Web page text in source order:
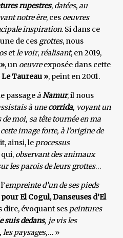
rupestres, datées,au
notre ère, ces oeuvres
inspiration. Si dans ce
de ces grottes, nous
etle voir,réalisant, en 2019,
, un oeuvreexposée dans cette
Le Taureau », peint en 2001.
passageàNamur, il nous
à unecorrida, voyant un
moi, sa tête tournée en ma
image forte, à l’origine de
ainsi, le processus
qui, observant des animaux
les parois de leurs grottes…
empreinte d’un de ses pieds
El Cogul, Danseuses d’El
dire, évoquant ses peintures
suis dedans, je vis les
paysages,… »